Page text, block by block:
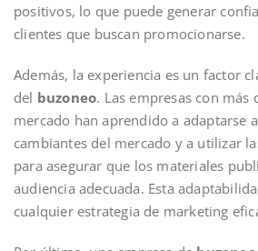
positivos, lo que puede generar
clientes que buscan promocionarse.
Además, la experiencia es un factor
del buzoneo. Las empresas con más
mercado han aprendido a adaptarse
cambiantes del mercado y a utilizar
para asegurar que los materiales
audiencia adecuada. Esta
cualquier estrategia de marketing